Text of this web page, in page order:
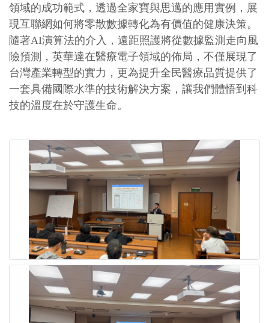
領域的成功範式，透過全家寶與思邁的應用實例，展
現互聯網如何將零散數據轉化為有價值的健康決策。
隨著AI演算法的介入，遠距照護將從數據監測走向風
險預測，英華達在醫療電子領域的佈局，不僅展現了
台灣產業轉型的實力，更為提升全民醫療品質提供了
一套具備國際水準的技術解決方案，讓我們體悟到科
技的溫度在於守護生命。